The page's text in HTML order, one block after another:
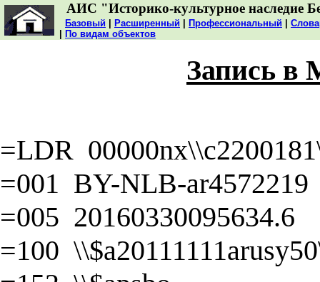
АИС "Историко-культурное наследие
Базовый Расширенный Профессиональный
По видам объектов
Запись в
=LDR
=001 BY-NLB-ar4572219
=005 20160330095634.6
=100